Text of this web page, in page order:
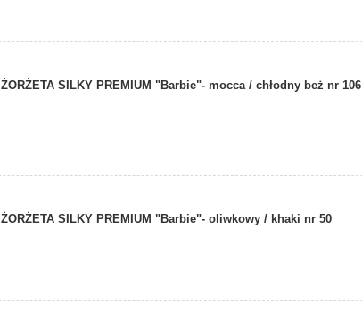
ŻORŻETA SILKY PREMIUM "Barbie"- mocca / chłodny beż nr 106
ŻORŻETA SILKY PREMIUM "Barbie"- oliwkowy / khaki nr 50